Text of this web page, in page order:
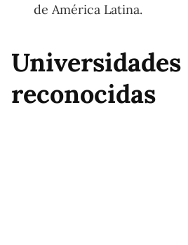
de América Latina.
Universidades
reconocidas